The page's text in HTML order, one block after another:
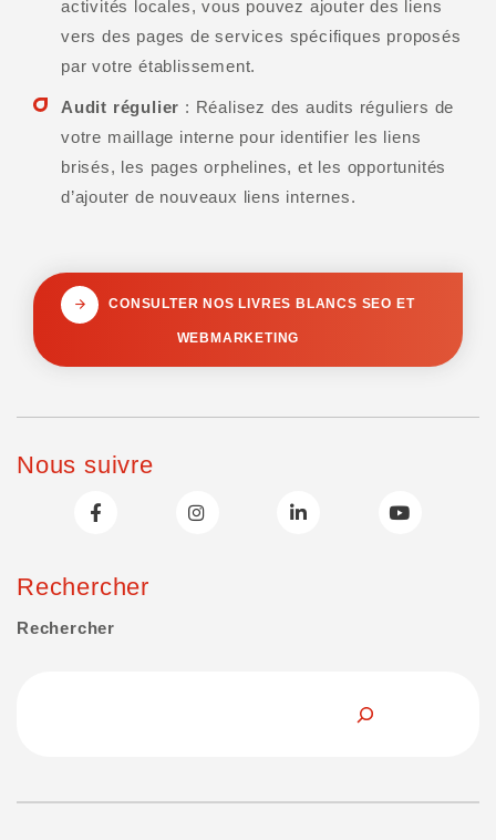
activités locales, vous pouvez ajouter des liens
vers des pages de services spécifiques proposés
par votre établissement.
Audit régulier : Réalisez des audits réguliers de
votre maillage interne pour identifier les liens
brisés, les pages orphelines, et les opportunités
d’ajouter de nouveaux liens internes.
CONSULTER NOS LIVRES BLANCS SEO ET
WEBMARKETING
Nous suivre
Rechercher
Rechercher